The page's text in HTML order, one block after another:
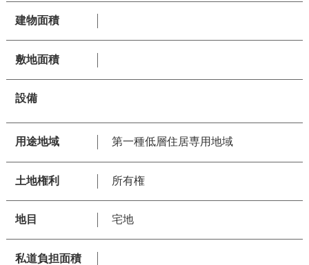
建物面積
敷地面積
設備
用途地域 第一種低層住居専用地域
土地権利 所有権
地目 宅地
私道負担面積